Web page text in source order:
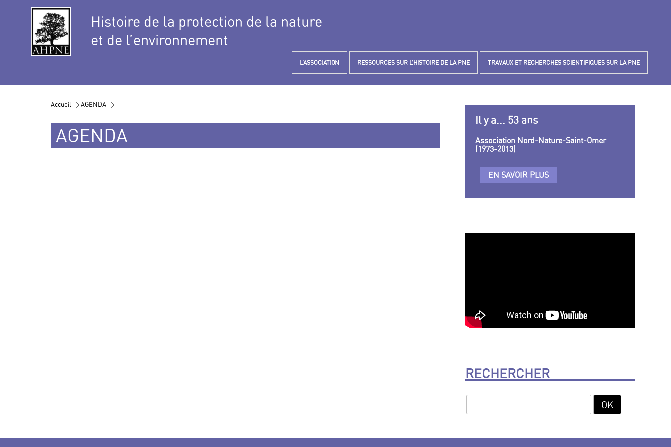
Histoire de la protection de la nature
et de l’environnement
L’ASSOCIATION RESSOURCES SUR L’HISTOIRE DE LA PNE TRAVAUX ET RECHERCHES SCIENTIFIQUES SUR LA PNE
Accueil >AGENDA >
AGENDA
Il y a... 53 ans
Association Nord-Nature-Saint-Omer
(1973-2013)
EN SAVOIR PLUS
RECHERCHER